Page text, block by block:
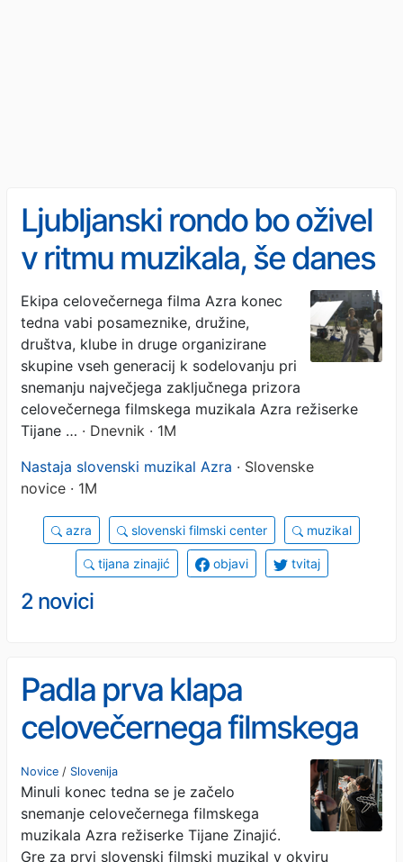
Ljubljanski rondo bo oživel
v ritmu muzikala, še danes
čas za prijavo
Ekipa celovečernega filma Azra konec
tedna vabi posameznike, družine,
društva, klube in druge organizirane
skupine vseh generacij k sodelovanju pri
snemanju največjega zaključnega prizora
celovečernega filmskega muzikala Azra režiserke
Tijane … · Dnevnik · 1M
Nastaja slovenski muzikal Azra · Slovenske
novice · 1M
azra slovenski filmski center muzikal
tijana zinajić objavi tvitaj
2 novici
Padla prva klapa
celovečernega filmskega
muzikala Azra
Novice / Slovenija
Minuli konec tedna se je začelo
snemanje celovečernega filmskega
muzikala Azra režiserke Tijane Zinajić.
Gre za prvi slovenski filmski muzikal v okviru